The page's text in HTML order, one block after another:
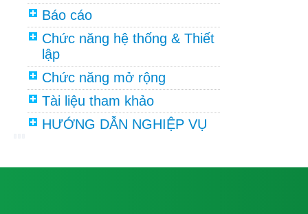
Báo cáo
Chức năng hệ thống & Thiết
lập
Chức năng mở rộng
Tài liệu tham khảo
HƯỚNG DẪN NGHIỆP VỤ